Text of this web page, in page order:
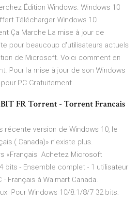
Édition Windows. Windows 10
Télécharger Windows 10
Ça Marche La mise à jour de
pour beaucoup d'utilisateurs actuels
de Microsoft. Voici comment en
Pour la mise à jour de son Windows
PC Gratuitement
FR Torrent - Torrent Francais
récente version de Windows 10, le
( Canada)» n'existe plus.
«Français Achetez Microsoft
bits - Ensemble complet - 1 utilisateur
- Français à Walmart Canada.
Pour Windows 10/8.1/8/7 32 bits.